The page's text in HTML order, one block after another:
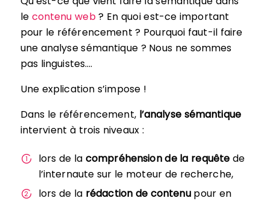
le contenu web? En quoi est-ce important
pour le référencement ? Pourquoi faut-il faire
une analyse sémantique ? Nous ne sommes
pas linguistes….
Une explication s’impose !
Dans le référencement, l’analyse sémantique
intervient à trois niveaux :
lors de la compréhension de la requête de
l’internaute sur le moteur de recherche,
lors de la rédaction de contenu pour en